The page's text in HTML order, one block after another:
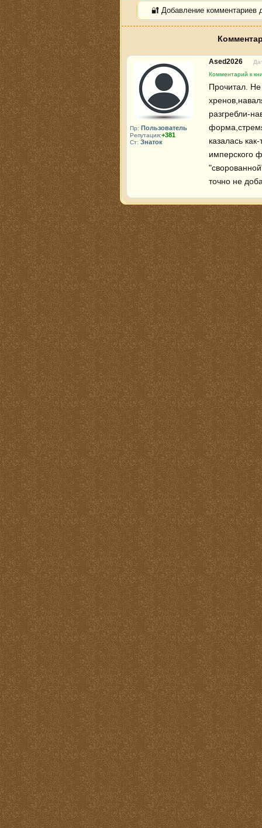
🔐 Добавление комментариев
Пр: Пользователь
Репутация:+381
Ст: Знаток
Ased2026
Комментарий к
Прочитал.
разгребли-
казалась
имперского
точно не